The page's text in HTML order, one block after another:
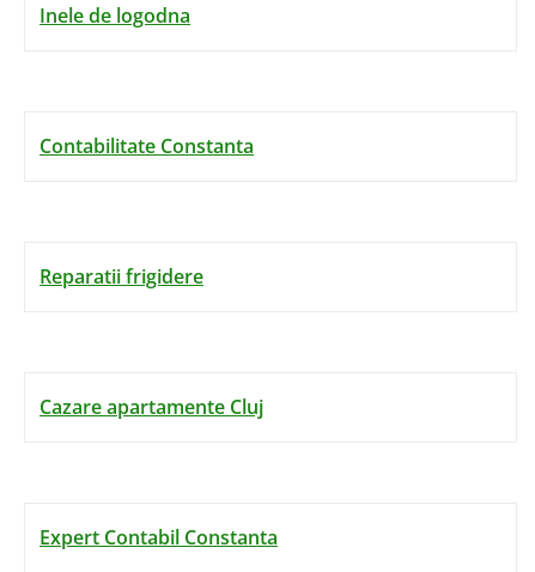
Inele de logodna
Contabilitate Constanta
Reparatii frigidere
Cazare apartamente Cluj
Expert Contabil Constanta